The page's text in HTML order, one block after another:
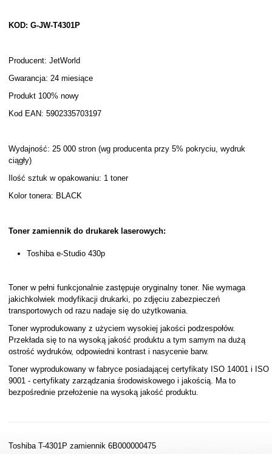
KOD: G-JW-T4301P
Producent: JetWorld
Gwarancja: 24 miesiące
Produkt 100% nowy
Kod EAN: 5902335703197
Wydajność: 25 000 stron (wg producenta przy 5% pokryciu, wydruk
ciągły)
Ilość sztuk w opakowaniu: 1 toner
Kolor tonera: BLACK
Toner zamiennik do drukarek laserowych:
Toshiba e-Studio 430p
Toner w pełni funkcjonalnie zastępuje oryginalny toner. Nie wymaga
jakichkolwiek modyfikacji drukarki, po zdjęciu zabezpieczeń
transportowych od razu nadaje się do użytkowania.
Toner wyprodukowany z użyciem wysokiej jakości podzespołów.
Przekłada się to na wysoką jakość produktu a tym samym na dużą
ostrość wydruków, odpowiedni kontrast i nasycenie barw.
Toner wyprodukowany w fabryce posiadającej certyfikaty ISO 14001 i ISO
9001 - certyfikaty zarządzania środowiskowego i jakością. Ma to
bezpośrednie przełożenie na wysoką jakość produktu.
Toshiba T-4301P zamiennik 6B000000475